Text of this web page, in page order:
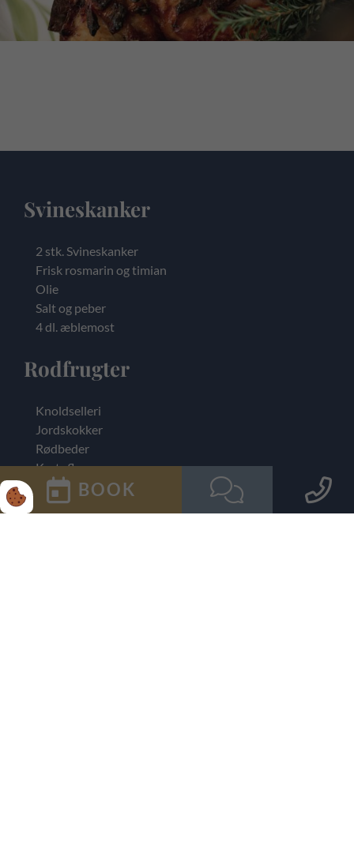
BOOK
Svineskanker
2 stk. Svineskanker
Frisk rosmarin og timian
Olie
Salt og peber
4 dl. æblemost
Rodfrugter
Knoldselleri
Jordskokker
Rødbeder
Kartofler
Rødløg
Rosmarin og timian